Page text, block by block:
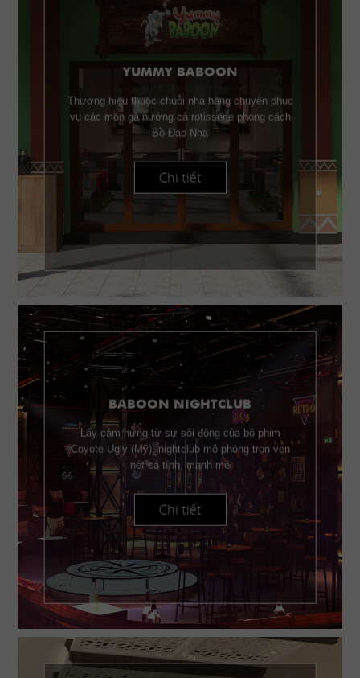
YUMMY BABOON
Thương hiệu thuộc chuỗi nhà hàng chuyên phục
vụ các món gà nướng cà rotisserie phong cách
Bồ Đào Nha
Chi tiết
BABOON NIGHTCLUB
Lấy cảm hứng từ sự sôi động của bộ phim
Coyote Ugly (Mỹ), nightclub mô phỏng trọn vẹn
nét cá tính, mạnh mẽ
Chi tiết